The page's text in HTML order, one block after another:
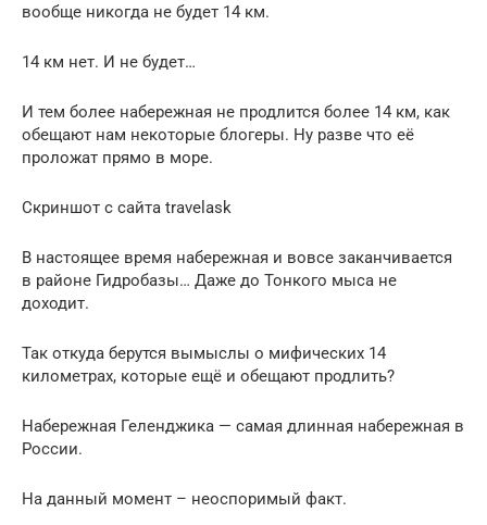
вообще никогда не будет 14 км.
14 км нет. И не будет…
И тем более набережная не продлится более 14 км, как
обещают нам некоторые блогеры. Ну разве что её
проложат прямо в море.
Скриншот с сайта travelask
В настоящее время набережная и вовсе заканчивается
в районе Гидробазы… Даже до Тонкого мыса не
доходит.
Так откуда берутся вымыслы о мифических 14
километрах, которые ещё и обещают продлить?
Набережная Геленджика — самая длинная набережная в
России.
На данный момент – неоспоримый факт.